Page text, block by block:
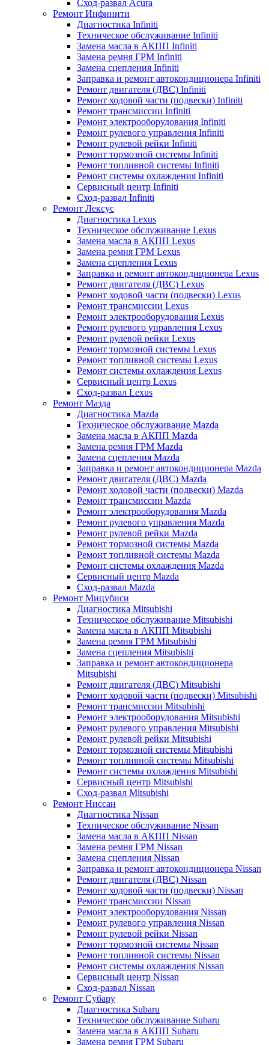
Сход-развал Acura
Ремонт Инфинити
Диагностика Infiniti
Техническое обслуживание Infiniti
Замена масла в АКПП Infiniti
Замена ремня ГРМ Infiniti
Замена сцепления Infiniti
Заправка и ремонт автокондиционера Infiniti
Ремонт двигателя (ДВС) Infiniti
Ремонт ходовой части (подвески) Infiniti
Ремонт трансмиссии Infiniti
Ремонт электрооборудования Infiniti
Ремонт рулевого управления Infiniti
Ремонт рулевой рейки Infiniti
Ремонт тормозной системы Infiniti
Ремонт топливной системы Infiniti
Ремонт системы охлаждения Infiniti
Сервисный центр Infiniti
Сход-развал Infiniti
Ремонт Лексус
Диагностика Lexus
Техническое обслуживание Lexus
Замена масла в АКПП Lexus
Замена ремня ГРМ Lexus
Замена сцепления Lexus
Заправка и ремонт автокондиционера Lexus
Ремонт двигателя (ДВС) Lexus
Ремонт ходовой части (подвески) Lexus
Ремонт трансмиссии Lexus
Ремонт электрооборудования Lexus
Ремонт рулевого управления Lexus
Ремонт рулевой рейки Lexus
Ремонт тормозной системы Lexus
Ремонт топливной системы Lexus
Ремонт системы охлаждения Lexus
Сервисный центр Lexus
Сход-развал Lexus
Ремонт Мазда
Диагностика Mazda
Техническое обслуживание Mazda
Замена масла в АКПП Mazda
Замена ремня ГРМ Mazda
Замена сцепления Mazda
Заправка и ремонт автокондиционера Mazda
Ремонт двигателя (ДВС) Mazda
Ремонт ходовой части (подвески) Mazda
Ремонт трансмиссии Mazda
Ремонт электрооборудования Mazda
Ремонт рулевого управления Mazda
Ремонт рулевой рейки Mazda
Ремонт тормозной системы Mazda
Ремонт топливной системы Mazda
Ремонт системы охлаждения Mazda
Сервисный центр Mazda
Сход-развал Mazda
Ремонт Мицубиси
Диагностика Mitsubishi
Техническое обслуживание Mitsubishi
Замена масла в АКПП Mitsubishi
Замена ремня ГРМ Mitsubishi
Замена сцепления Mitsubishi
Заправка и ремонт автокондиционера
Mitsubishi
Ремонт двигателя (ДВС) Mitsubishi
Ремонт ходовой части (подвески) Mitsubishi
Ремонт трансмиссии Mitsubishi
Ремонт электрооборудования Mitsubishi
Ремонт рулевого управления Mitsubishi
Ремонт рулевой рейки Mitsubishi
Ремонт тормозной системы Mitsubishi
Ремонт топливной системы Mitsubishi
Ремонт системы охлаждения Mitsubishi
Сервисный центр Mitsubishi
Сход-развал Mitsubishi
Ремонт Ниссан
Диагностика Nissan
Техническое обслуживание Nissan
Замена масла в АКПП Nissan
Замена ремня ГРМ Nissan
Замена сцепления Nissan
Заправка и ремонт автокондиционера Nissan
Ремонт двигателя (ДВС) Nissan
Ремонт ходовой части (подвески) Nissan
Ремонт трансмиссии Nissan
Ремонт электрооборудования Nissan
Ремонт рулевого управления Nissan
Ремонт рулевой рейки Nissan
Ремонт тормозной системы Nissan
Ремонт топливной системы Nissan
Ремонт системы охлаждения Nissan
Сервисный центр Nissan
Сход-развал Nissan
Ремонт Субару
Диагностика Subaru
Техническое обслуживание Subaru
Замена масла в АКПП Subaru
Замена ремня ГРМ Subaru